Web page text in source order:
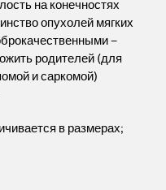
на конечностях
опухолей мягких
–
родителей (для
и саркомой)
в размерах;